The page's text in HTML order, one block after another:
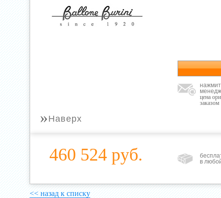
цена
заказом
» Наверх
460 524 руб.
в
<< назад к списку